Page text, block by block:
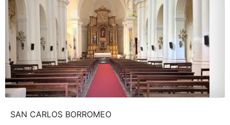
SAN CARLOS BORROMEO